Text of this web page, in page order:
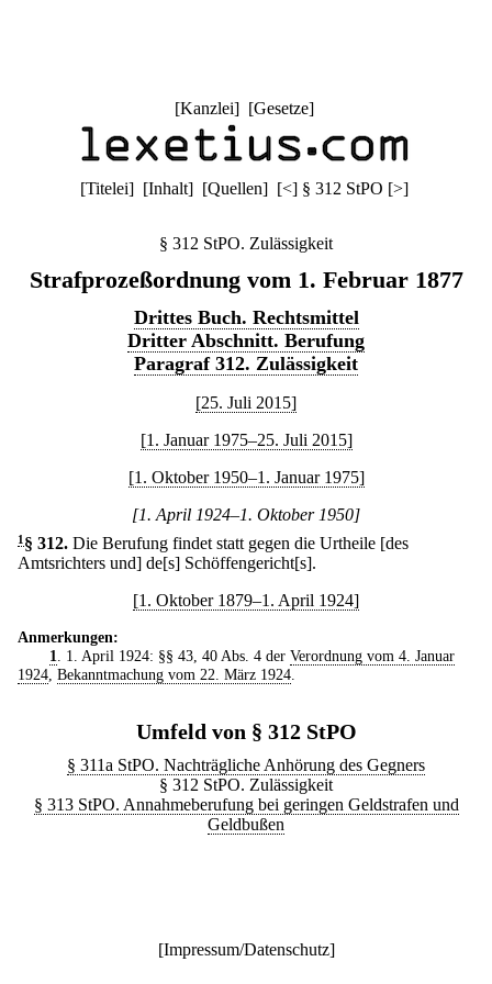
[Kanzlei] [Gesetze]
[Titelei] [Inhalt] [Quellen] [<] § 312 StPO [>]
§ 312 StPO. Zulässigkeit
Strafprozeßordnung vom 1. Februar 1877
Drittes Buch. Rechtsmittel
Dritter Abschnitt. Berufung
Paragraf 312. Zulässigkeit
[25. Juli 2015]
[1. Januar 1975–25. Juli 2015]
[1. Oktober 1950–1. Januar 1975]
[1. April 1924–1. Oktober 1950]
1 § 312. Die Berufung findet statt gegen die Urtheile [des
Amtsrichters und] de[s] Schöffengericht[s].
[1. Oktober 1879–1. April 1924]
Anmerkungen:
1
. 1. April 1924: §§ 43, 40 Abs. 4 der Verordnung vom 4. Januar
1924 Bekanntmachung vom 22. März 1924
Umfeld von § 312 StPO
§ 311a StPO. Nachträgliche Anhörung des Gegners
§ 312 StPO. Zulässigkeit
§ 313 StPO. Annahmeberufung bei geringen Geldstrafen und
Geldbußen
[Impressum/Datenschutz]